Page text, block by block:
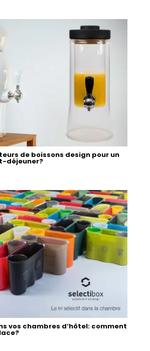
de boissons design pour un
déjeuner?
vos chambres d’hôtel: comment